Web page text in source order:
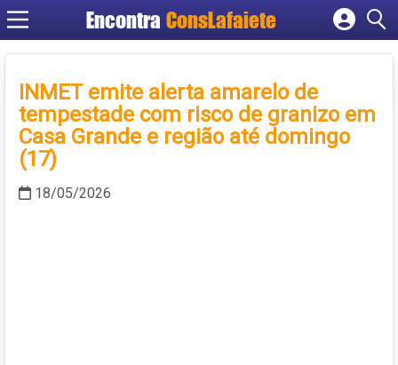
Encontra ConsLafaiete
Cadastrar empresa
Criar conta
INMET emite alerta amarelo de
tempestade com risco de granizo em
Casa Grande e região até domingo
(17)
18/05/2026